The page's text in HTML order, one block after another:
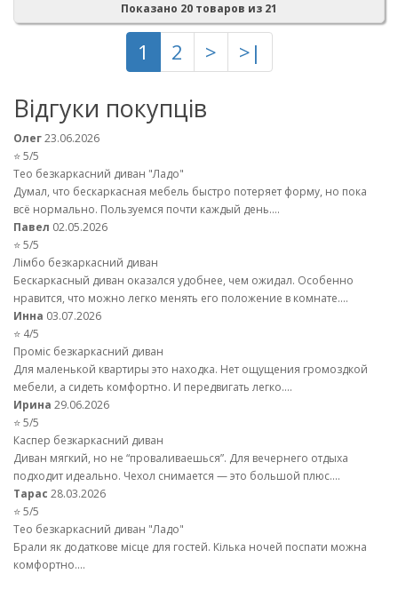
Показано 20 товаров из 21
1 2 > >|
Відгуки покупців
Олег23.06.2026
⭐ 5/5
Тео безкаркасний диван "Ладо"
Думал, что бескаркасная мебель быстро потеряет форму, но пока
всё нормально. Пользуемся почти каждый день....
Павел 02.05.2026
⭐ 5/5
Лімбо безкаркасний диван
Бескаркасный диван оказался удобнее, чем ожидал. Особенно
нравится, что можно легко менять его положение в комнате....
Инна 03.07.2026
⭐ 4/5
Проміс безкаркасний диван
Для маленькой квартиры это находка. Нет ощущения громоздкой
мебели, а сидеть комфортно. И передвигать легко....
Ирина 29.06.2026
⭐ 5/5
Каспер безкаркасний диван
Диван мягкий, но не “проваливаешься”. Для вечернего отдыха
подходит идеально. Чехол снимается — это большой плюс....
Тарас 28.03.2026
⭐ 5/5
Тео безкаркасний диван "Ладо"
Брали як додаткове місце для гостей. Кілька ночей поспати можна
комфортно....